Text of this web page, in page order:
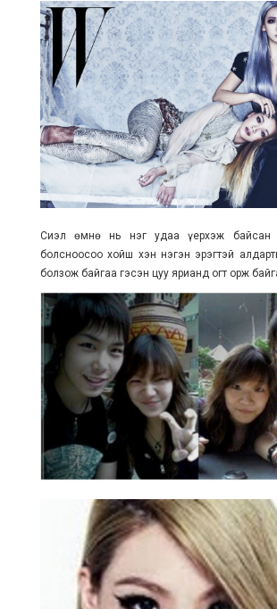
Сиэл өмнө нь нэг удаа үерхэж байсан
болсноосоо хойш хэн нэгэн эрэгтэй
болзож байгаа гэсэн цуу ярианд огт орж